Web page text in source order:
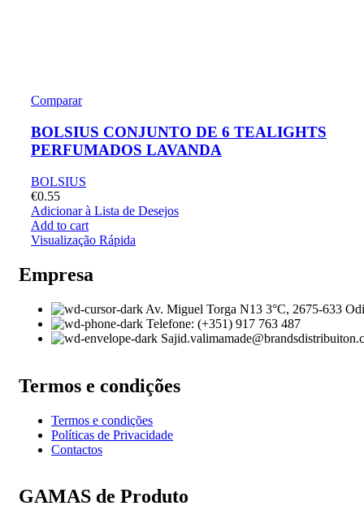
Comparar
BOLSIUS CONJUNTO DE 6 TEALIGHTS
PERFUMADOS LAVANDA
BOLSIUS
€0.55
Adicionar à Lista de Desejos
Add to cart
Visualização Rápida
Empresa
Av. Miguel Torga N13 3°C, 2675-633
Telefone: (+351) 917 763 487
Termos e condições
Termos e condições
Políticas de Privacidade
Contactos
GAMAS de Produto